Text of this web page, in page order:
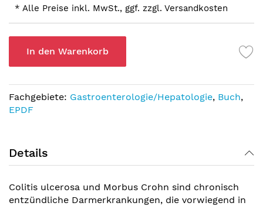
* Alle Preise inkl. MwSt., ggf. zzgl. Versandkosten
In den Warenkorb
Fachgebiete: Gastroenterologie/Hepatologie, Buch,
EPDF
Details
Colitis ulcerosa und Morbus Crohn sind chronisch
entzündliche Darmerkrankungen, die vorwiegend in